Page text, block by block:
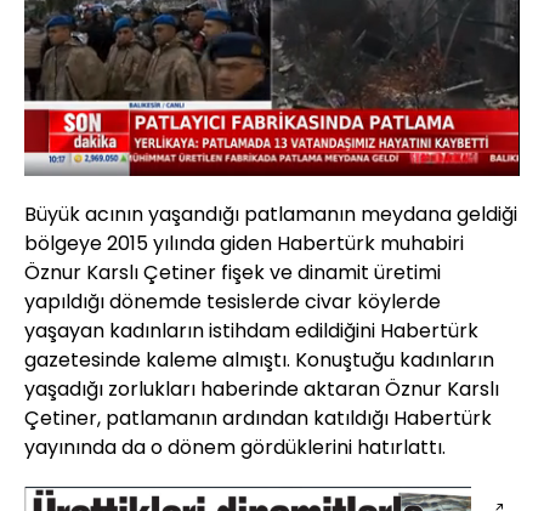
Sesi
Aç
Yüklendi:
17.47%
Oynatma
Hızı
Büyük acının yaşandığı patlamanın meydana geldiği
bölgeye 2015 yılında giden Habertürk muhabiri
Öznur Karslı Çetiner fişek ve dinamit üretimi
yapıldığı dönemde tesislerde civar köylerde
yaşayan kadınların istihdam edildiğini Habertürk
gazetesinde kaleme almıştı. Konuştuğu kadınların
yaşadığı zorlukları haberinde aktaran Öznur Karslı
Çetiner, patlamanın ardından katıldığı Habertürk
yayınında da o dönem gördüklerini hatırlattı.